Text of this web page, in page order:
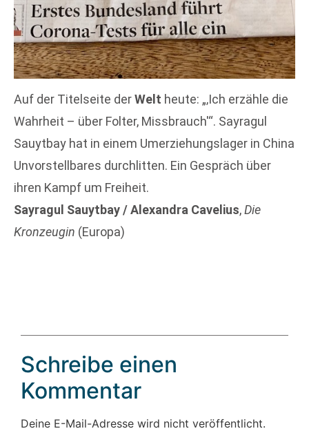
Auf der Titelseite derWelt heute: „‚Ich erzähle die
Wahrheit – über Folter, Missbrauch'“. Sayragul
Sauytbay hat in einem Umerziehungslager in China
Unvorstellbares durchlitten. Ein Gespräch über
ihren Kampf um Freiheit.
Sayragul Sauytbay / Alexandra Cavelius,Die
Kronzeugin (Europa)
Schreibe einen
Kommentar
Deine E-Mail-Adresse wird nicht veröffentlicht.